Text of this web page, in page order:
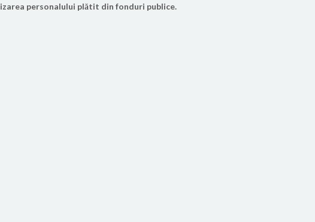
personalului plătit din fonduri publice.